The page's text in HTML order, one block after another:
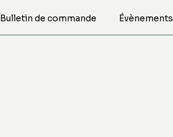
Bulletin de commande Évènements